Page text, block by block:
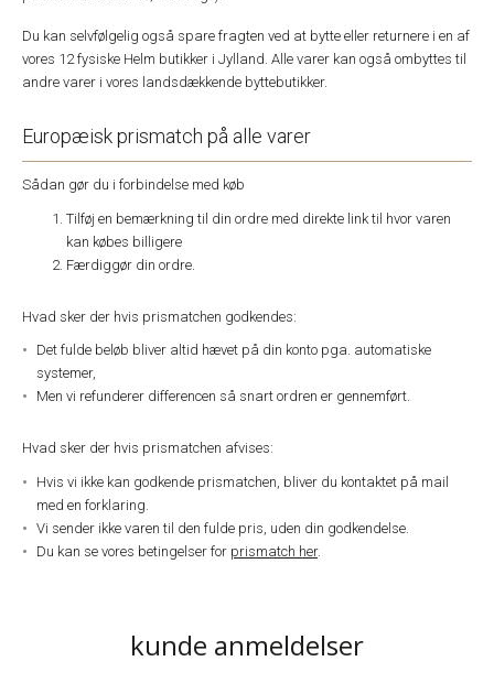
Du kan selvfølgelig også spare fragten ved at bytte eller returnere i en af
vores 12 fysiske Helm butikker i Jylland. Alle varer kan også ombyttes til
andre varer i vores landsdækkende byttebutikker.
Europæisk prismatch på alle varer
Sådan gør du i forbindelse med køb
Tilføj en bemærkning til din ordre med direkte link til hvor varen
kan købes billigere
Færdiggør din ordre.
Hvad sker der hvis prismatchen godkendes:
Det fulde beløb bliver altid hævet på din konto pga. automatiske
systemer,
Men vi refunderer differencen så snart ordren er gennemført.
Hvad sker der hvis prismatchen afvises:
Hvis vi ikke kan godkende prismatchen, bliver du kontaktet på mail
med en forklaring.
Vi sender ikke varen til den fulde pris, uden din godkendelse.
Du kan se vores betingelser for prismatch her.
kunde anmeldelser